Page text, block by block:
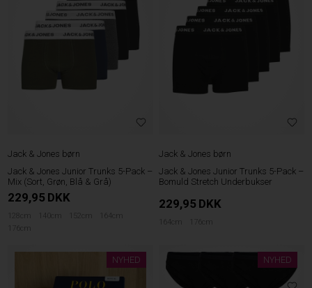
Jack & Jones børn
Jack & Jones Junior Trunks 5-Pack –
Mix (Sort, Grøn, Blå & Grå)
229,95 DKK
128cm 140cm 152cm
164cm
176cm
Jack & Jones børn
Jack & Jones Junior Trunks 5-Pack –
Bomuld Stretch Underbukser
229,95 DKK
164cm 176cm
NYHED NYHED